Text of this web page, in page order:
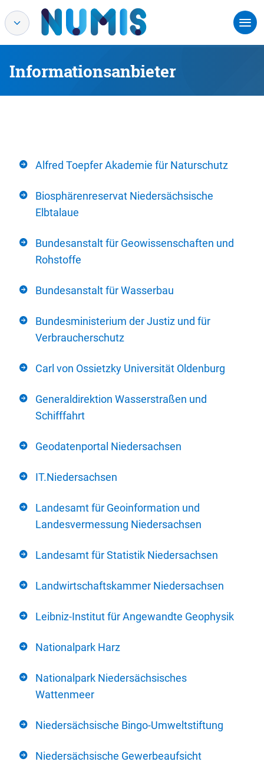
Informationsanbieter
Alfred Toepfer Akademie für Naturschutz
Biosphärenreservat Niedersächsische
Elbtalaue
Bundesanstalt für Geowissenschaften und
Rohstoffe
Bundesanstalt für Wasserbau
Bundesministerium der Justiz und für
Verbraucherschutz
Carl von Ossietzky Universität Oldenburg
Generaldirektion Wasserstraßen und
Schifffahrt
Geodatenportal Niedersachsen
IT.Niedersachsen
Landesamt für Geoinformation und
Landesvermessung Niedersachsen
Landesamt für Statistik Niedersachsen
Landwirtschaftskammer Niedersachsen
Leibniz-Institut für Angewandte Geophysik
Nationalpark Harz
Nationalpark Niedersächsisches
Wattenmeer
Niedersächsische Bingo-Umweltstiftung
Niedersächsische Gewerbeaufsicht